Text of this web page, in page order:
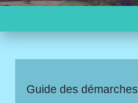
Guide des démarches